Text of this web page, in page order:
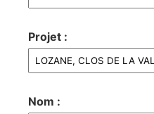
Projet :
Nom :